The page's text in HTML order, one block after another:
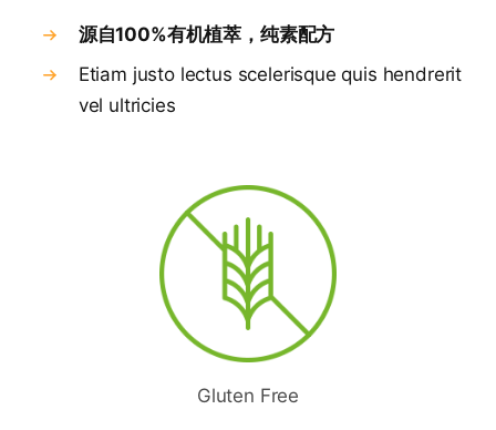
源自100%有机植萃，纯素配方
Etiam justo lectus scelerisque quis hendrerit
vel ultricies
Gluten Free